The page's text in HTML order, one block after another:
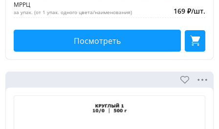
МРРЦ
за упак. (от 1 упак. одного цвета/наименования) 169 ₽/шт.
Посмотреть